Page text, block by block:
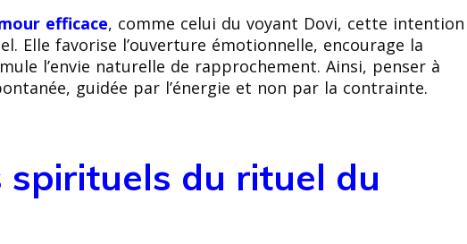
efficace, comme celui du voyant Dovi, cette intention
Elle favorise l’ouverture émotionnelle, encourage la
l’envie naturelle de rapprochement. Ainsi, penser à
guidée par l’énergie et non par la contrainte.
spirituels du rituel du